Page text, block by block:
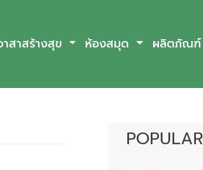
สาสร้างสุข ห้องสมุด ผลิตภัณฑ์
POPULAR